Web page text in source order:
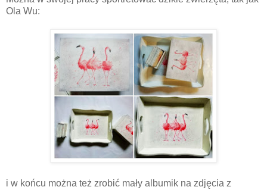
Ola Wu:
i w końcu można też zrobić mały albumik na zdjęcia z